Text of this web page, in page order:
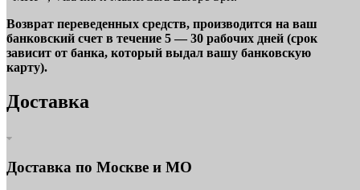
Возврат переведенных средств, производится на ваш
банковский счет в течение 5 — 30 рабочих дней (срок
зависит от банка, который выдал вашу банковскую
карту).
Доставка
Доставка по Москве и МО